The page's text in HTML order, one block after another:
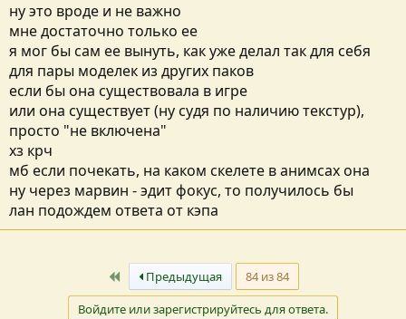
ну это вроде и не важно
мне достаточно только ее
я мог бы сам ее вынуть, как уже делал так для себя
для пары моделек из других паков
если бы она существовала в игре
или она существует (ну судя по наличию текстур),
просто "не включена"
хз крч
мб если почекать, на каком скелете в анимсах она
ну через марвин - эдит фокус, то получилось бы
лан подождем ответа от кэпа
ПервыйПредыдущая
84 из 84
Войдите или зарегистрируйтесь для ответа.